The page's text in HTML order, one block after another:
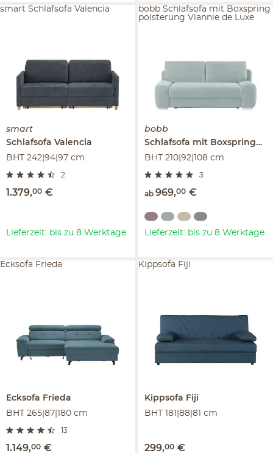
smart
Schlafsofa Valencia
BHT 242|94|97 cm
2
1.379,00 €
smart Schlafsofa Valencia
Lieferzeit: bis zu 8 Werktage
bobb
Schlafsofa mit Boxspringpolsterung
BHT 210|92|108 cm
3
ab 969,00 €
bobb Schlafsofa mit Boxspring
polsterung Viannie de Luxe
Lieferzeit: bis zu 8 Werktage
Ecksofa Frieda
BHT 265|87|180 cm
13
1.149,00 €
Ecksofa Frieda
Kippsofa Fiji
BHT 181|88|81 cm
299,00 €
Kippsofa Fiji